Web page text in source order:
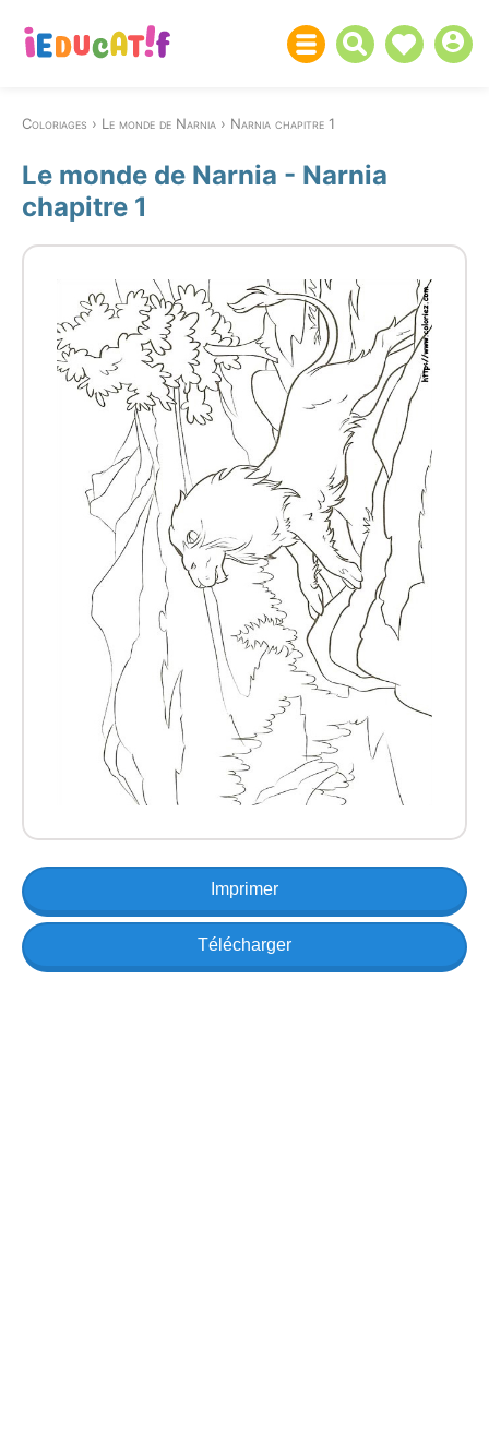
Coloriages Le monde de Narnia Narnia chapitre 1
Le monde de Narnia - Narnia
chapitre 1
Imprimer
Télécharger